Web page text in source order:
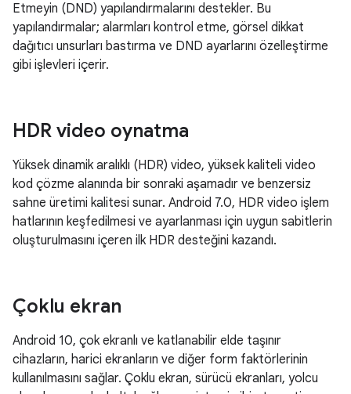
Etmeyin (DND) yapılandırmalarını destekler. Bu
yapılandırmalar; alarmları kontrol etme, görsel dikkat
dağıtıcı unsurları bastırma ve DND ayarlarını özelleştirme
gibi işlevleri içerir.
HDR video oynatma
Yüksek dinamik aralıklı (HDR) video, yüksek kaliteli video
kod çözme alanında bir sonraki aşamadır ve benzersiz
sahne üretimi kalitesi sunar. Android 7.0, HDR video işlem
hatlarının keşfedilmesi ve ayarlanması için uygun sabitlerin
oluşturulmasını içeren ilk HDR desteğini kazandı.
Çoklu ekran
Android 10, çok ekranlı ve katlanabilir elde taşınır
cihazların, harici ekranların ve diğer form faktörlerinin
kullanılmasını sağlar. Çoklu ekran, sürücü ekranları, yolcu